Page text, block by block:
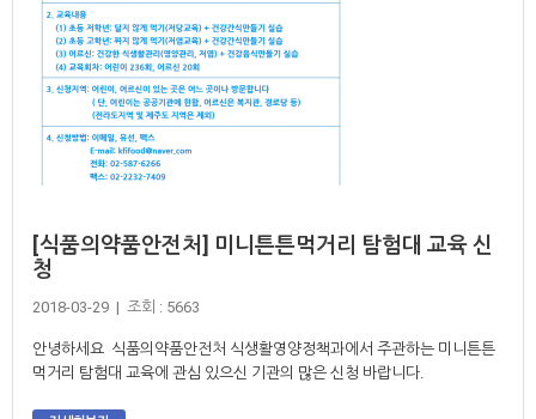
[식품의약품안전처] 미니튼튼먹거리 탐험대 교육 신
청
2018-03-29 | 조회 : 5663
안녕하세요 식품의약품안전처 식생활영양정책과에서 주관하는 미니튼튼
먹거리 탐험대 교육에 관심 있으신 기관의 많은 신청 바랍니다.